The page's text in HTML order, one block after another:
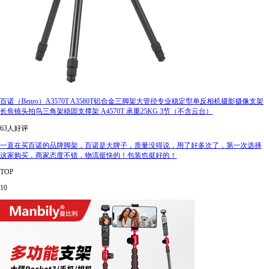
百诺（Benro）A3570T A3580T铝合金三脚架大管径专业稳定型单反相机摄影摄像支架
长焦镜头拍鸟三角架稳固支撑架 A4570T 承重25KG 3节（不含云台）
63人好评
一直在买百诺的品牌脚架，百诺是大牌子，质量没得说，用了好多次了，第一次选择
这家购买，商家态度不错，物流挺快的！包装也挺好的！
TOP
10